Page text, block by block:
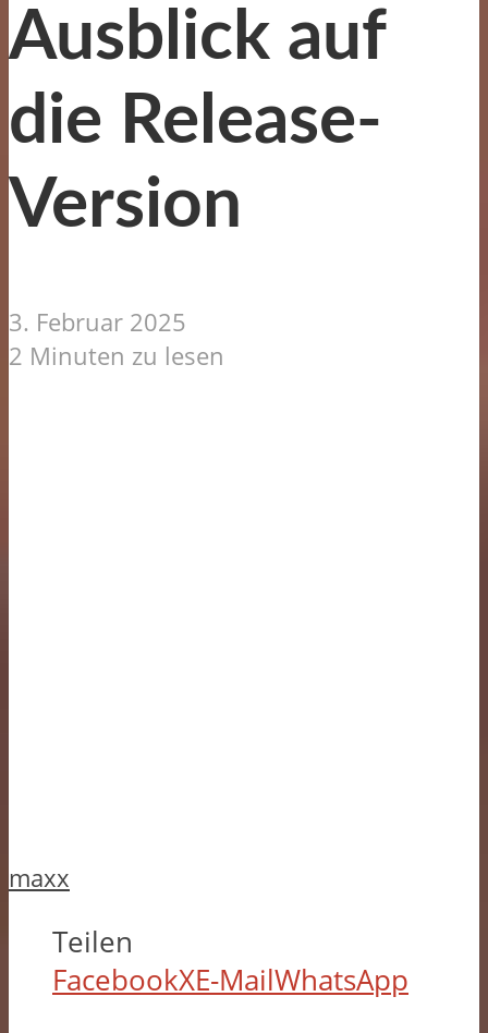
Ausblick auf
die Release-
Version
3. Februar 2025
2 Minuten zu lesen
maxx
Teilen
FacebookXE-MailWhatsApp